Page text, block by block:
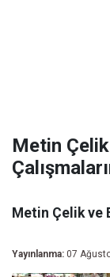
Metin
Metin Çelik ve
Yayınlanma: 07